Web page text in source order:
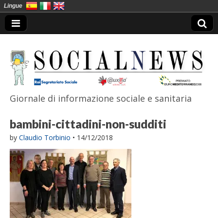
SocialNews
Giornale di informazione sociale e sanitaria
bambini-cittadini-non-sudditi
by Claudio Torbinio • 14/12/2018
Lingue